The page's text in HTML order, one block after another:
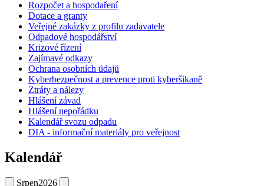
Rozpočet a hospodaření
Dotace a granty
Veřejné zakázky z profilu zadavatele
Odpadové hospodářství
Krizové řízení
Zajímavé odkazy
Ochrana osobních údajů
Kyberbezpečnost a prevence proti kyberšikaně
Ztráty a nálezy
Hlášení závad
Hlášení nepořádku
Kalendář svozu odpadu
DIA - informační materiály pro veřejnost
Kalendář
Srpen2026